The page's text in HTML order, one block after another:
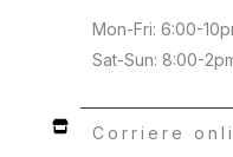
Mon-Fri: 6:00-
Sat-Sun: 8:00-
Corriere